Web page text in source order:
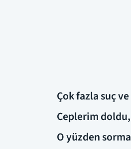
Çok fazla suç
Ceplerim
O yüzden